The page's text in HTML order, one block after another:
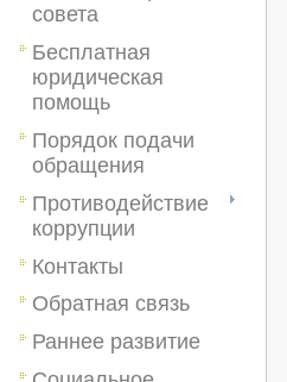
совета
Бесплатная
юридическая
помощь
Порядок подачи
обращения
Противодействие
коррупции
Контакты
Обратная связь
Раннее развитие